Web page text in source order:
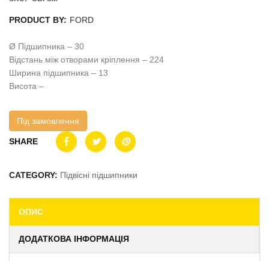
PRODUCT BY: FORD
Ø Підшипника – 30
Відстань між отворами кріплення – 224
Ширина підшипника – 13
Висота –
Під замовлення
SHARE
CATEGORY: Підвісні підшипники
ОПИС
ДОДАТКОВА ІНФОРМАЦІЯ